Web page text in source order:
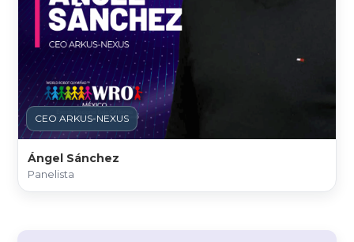
CEO ARKUS-NEXUS
Ángel Sánchez
Panelista